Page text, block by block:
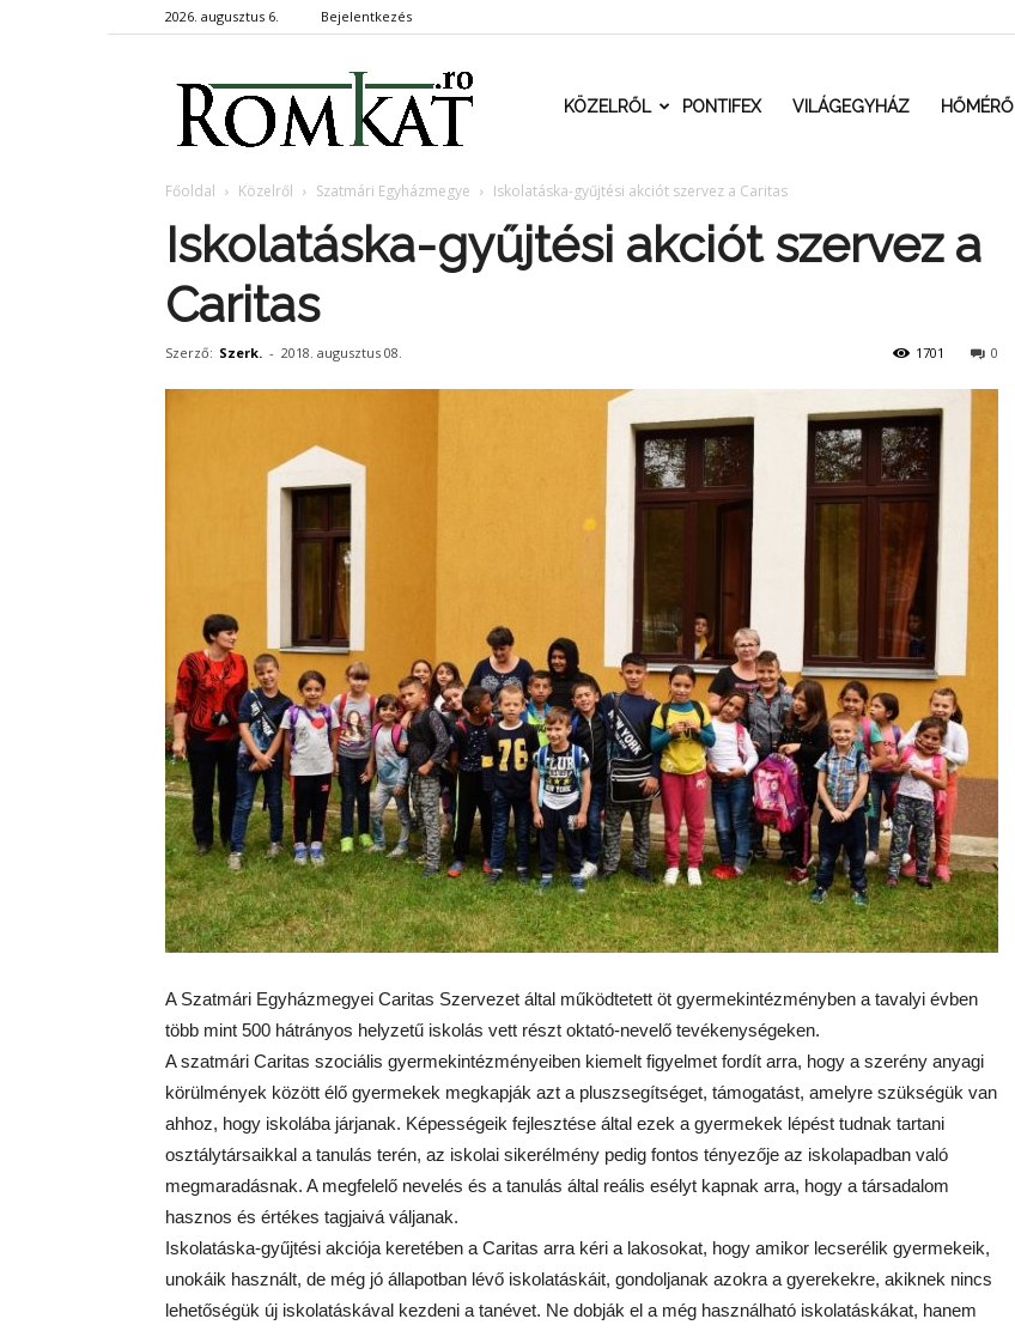
2026. augusztus 6. Bejelentkezés
RomKat.roKÖZELRŐL PONTIFEX VILÁGEGYHÁZ HŐMÉRŐ
Főoldal Közelről Szatmári Egyházmegye Iskolatáska-gyűjtési akciót szervez a Caritas
Iskolatáska-gyűjtési akciót szervez a
Caritas
Szerző: Szerk. - 2018. augusztus 08. 0
1701
A Szatmári Egyházmegyei Caritas Szervezet által működtetett öt gyermekintézményben a tavalyi évben
több mint 500 hátrányos helyzetű iskolás vett részt oktató-nevelő tevékenységeken.
A szatmári Caritas szociális gyermekintézményeiben kiemelt figyelmet fordít arra, hogy a szerény anyagi
körülmények között élő gyermekek megkapják azt a pluszsegítséget, támogatást, amelyre szükségük van
ahhoz, hogy iskolába járjanak. Képességeik fejlesztése által ezek a gyermekek lépést tudnak tartani
osztálytársaikkal a tanulás terén, az iskolai sikerélmény pedig fontos tényezője az iskolapadban való
megmaradásnak. A megfelelő nevelés és a tanulás által reális esélyt kapnak arra, hogy a társadalom
hasznos és értékes tagjaivá váljanak.
Iskolatáska-gyűjtési akciója keretében a Caritas arra kéri a lakosokat, hogy amikor lecserélik gyermekeik,
unokáik használt, de még jó állapotban lévő iskolatáskáit, gondoljanak azokra a gyerekekre, akiknek nincs
lehetőségük új iskolatáskával kezdeni a tanévet. Ne dobják el a még használható iskolatáskákat, hanem